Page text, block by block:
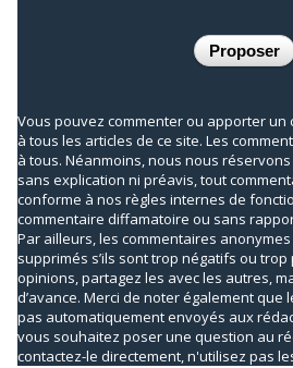
Vous pouvez commenter ou apporter un
à tous les articles de ce site. Les
à tous. Néanmoins, nous nous
sans explication ni préavis, tout
conforme à nos règles internes de
commentaire diffamatoire ou sans
Par ailleurs, les commentaires
supprimés s’ils sont trop négatifs ou
opinions, partagez les avec les autres,
d’avance. Merci de noter également que
pas automatiquement envoyés aux
vous souhaitez poser une question au
contactez-le directement, n'utilisez pas